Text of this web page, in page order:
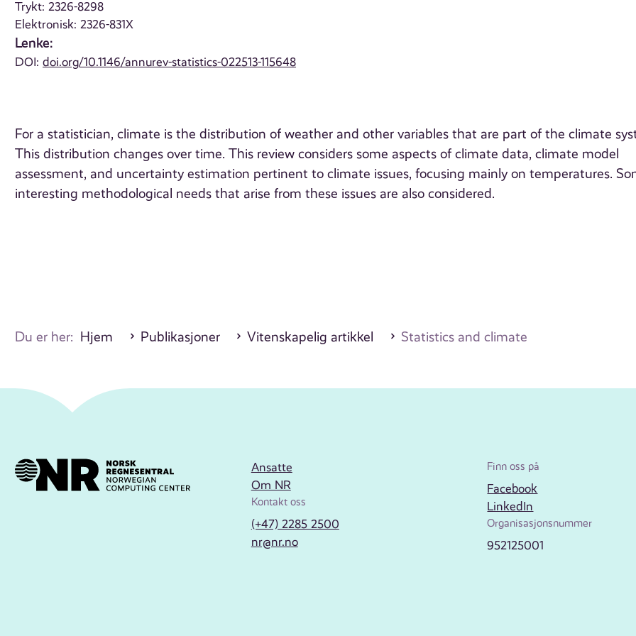
Trykt: 2326-8298
Elektronisk: 2326-831X
Lenke:
DOI:doi.org/10.1146/annurev-statistics-022513-115648
For a statistician, climate is the distribution of weather and other variables that are part of the climate
This distribution changes over time. This review considers some aspects of climate data, climate model
assessment, and uncertainty estimation pertinent to climate issues, focusing mainly on temperatures.
interesting methodological needs that arise from these issues are also considered.
Du er her: Hjem Publikasjoner Vitenskapelig artikkel Statistics and climate
Ansatte
Om NR
Kontakt oss
(+47) 2285 2500
nr@nr.no
Finn oss på
Facebook
LinkedIn
Organisasjonsnummer
952125001